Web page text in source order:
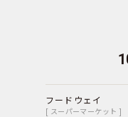
フードウェイ
[ スーパーマーケット ]